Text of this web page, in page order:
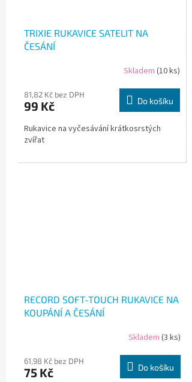
TRIXIE RUKAVICE SATELIT NA
ČESÁNÍ
Skladem (10 ks)
81,82 Kč bez DPH
99 Kč Do košíku
Rukavice na vyčesávání krátkosrstých
zvířat
RECORD SOFT-TOUCH RUKAVICE NA
KOUPÁNÍ A ČESÁNÍ
Skladem (3 ks)
61,98 Kč bez DPH
75 Kč Do košíku